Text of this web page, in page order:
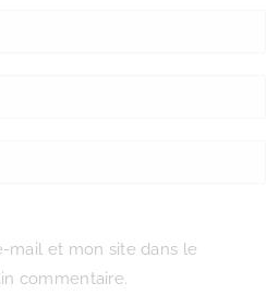
mail et mon site dans le
commentaire.